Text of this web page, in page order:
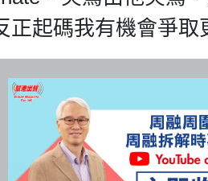
起碼我有機會爭取